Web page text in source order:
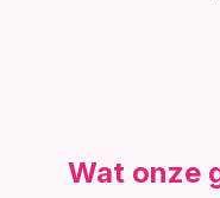
Wat onze